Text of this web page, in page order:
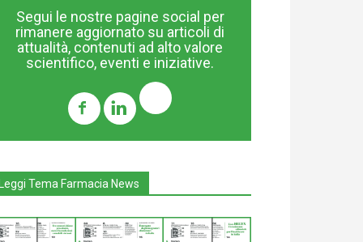
Segui le nostre pagine social per
rimanere aggiornato su articoli di
attualità, contenuti ad alto valore
scientifico, eventi e iniziative.
Tema Farmacia News